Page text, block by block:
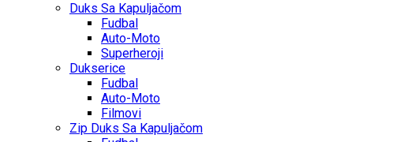
Duks Sa Kapuljačom
Fudbal
Auto-Moto
Superheroji
Dukserice
Fudbal
Auto-Moto
Filmovi
Zip Duks Sa Kapuljačom